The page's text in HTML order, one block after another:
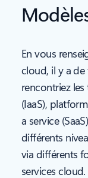
En vous
cloud, il y a
rencontriez
(IaaS),
a service
différents
via différents
services cloud.